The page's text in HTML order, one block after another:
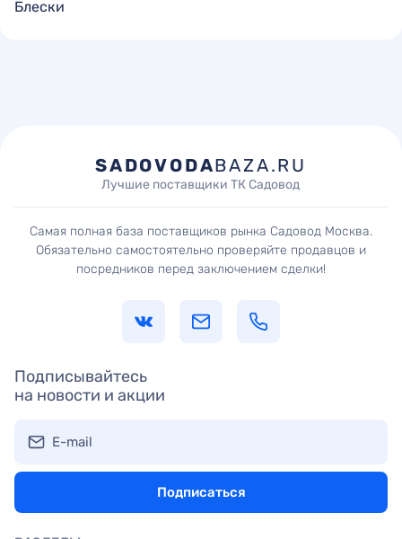
Блески
SADOVODABAZA.RU
Лучшие поставщики ТК Садовод
Самая полная база поставщиков рынка Садовод Москва.
Обязательно самостоятельно проверяйте продавцов и
посредников перед заключением сделки!
Подписывайтесь
на новости и акции
E-mail
Подписаться